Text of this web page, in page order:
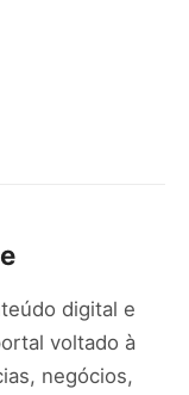
digital e
voltado à
negócios,